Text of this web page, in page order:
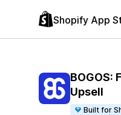
Shopify App
BOGOS:
Upsell
Built for